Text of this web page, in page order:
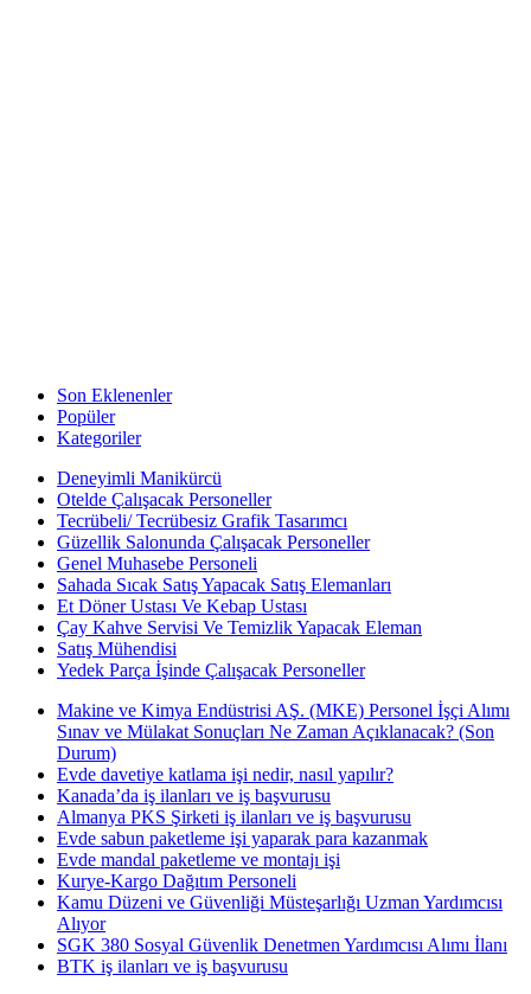
Son Eklenenler
Popüler
Kategoriler
Deneyimli Manikürcü
Otelde Çalışacak Personeller
Tecrübeli/ Tecrübesiz Grafik Tasarımcı
Güzellik Salonunda Çalışacak Personeller
Genel Muhasebe Personeli
Sahada Sıcak Satış Yapacak Satış Elemanları
Et Döner Ustası Ve Kebap Ustası
Çay Kahve Servisi Ve Temizlik Yapacak Eleman
Satış Mühendisi
Yedek Parça İşinde Çalışacak Personeller
Makine ve Kimya Endüstrisi AŞ. (MKE) Personel İşçi Alımı
Sınav ve Mülakat Sonuçları Ne Zaman Açıklanacak? (Son
Durum)
Evde davetiye katlama işi nedir, nasıl yapılır?
Kanada’da iş ilanları ve iş başvurusu
Almanya PKS Şirketi iş ilanları ve iş başvurusu
Evde sabun paketleme işi yaparak para kazanmak
Evde mandal paketleme ve montajı işi
Kurye-Kargo Dağıtım Personeli
Kamu Düzeni ve Güvenliği Müsteşarlığı Uzman Yardımcısı
Alıyor
SGK 380 Sosyal Güvenlik Denetmen Yardımcısı Alımı İlanı
BTK iş ilanları ve iş başvurusu